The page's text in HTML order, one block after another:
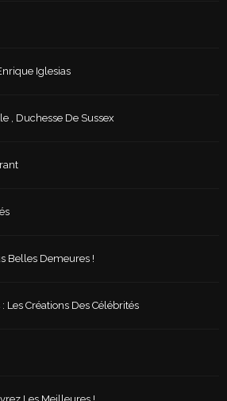
Iglesias
, Duchesse De Sussex
Belles Demeures !
Les Créations Des Célébrités